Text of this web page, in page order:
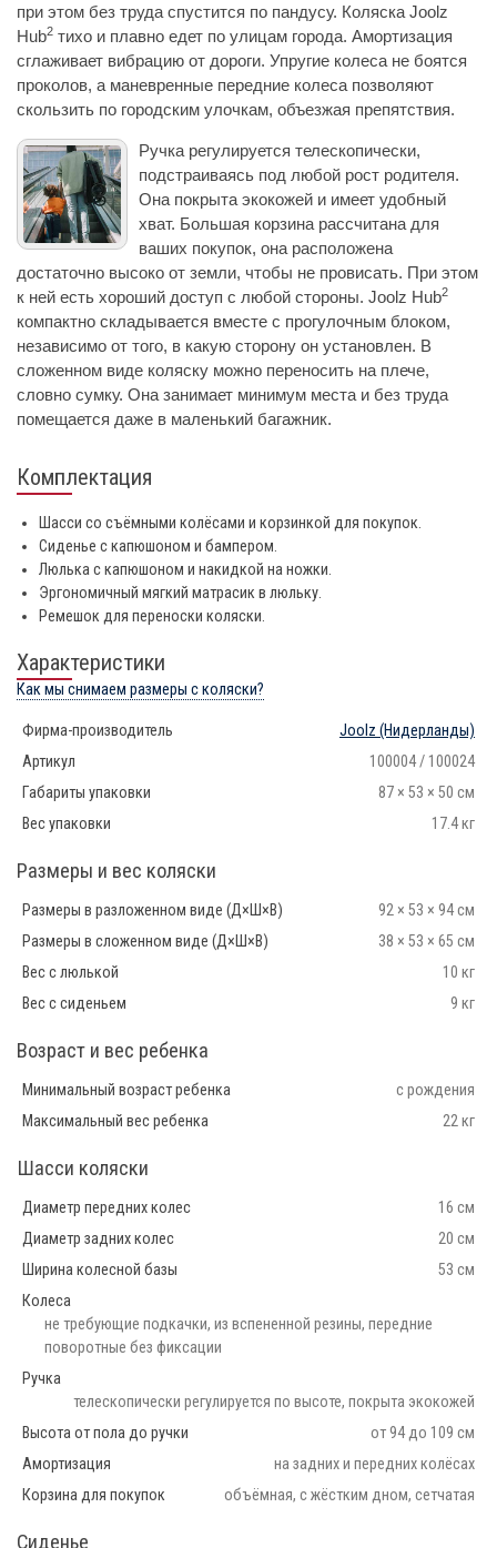
при этом без труда спустится по пандусу. Коляска Joolz
Hub2 тихо и плавно едет по улицам города. Амортизация
сглаживает вибрацию от дороги. Упругие колеса не боятся
проколов, а маневренные передние колеса позволяют
скользить по городским улочкам, объезжая препятствия.
Ручка регулируется телескопически,
подстраиваясь под любой рост родителя.
Она покрыта экокожей и имеет удобный
хват. Большая корзина рассчитана для
ваших покупок, она расположена
достаточно высоко от земли, чтобы не провисать. При этом
к ней есть хороший доступ с любой стороны. Joolz Hub2
компактно складывается вместе с прогулочным блоком,
независимо от того, в какую сторону он установлен. В
сложенном виде коляску можно переносить на плече,
словно сумку. Она занимает минимум места и без труда
помещается даже в маленький багажник.
Комплектация
Шасси cо съёмными колёсами и корзинкой для покупок.
Сиденье с капюшоном и бампером.
Люлька с капюшоном и накидкой на ножки.
Эргономичный мягкий матрасик в люльку.
Ремешок для переноски коляски.
Характеристики
Как мы снимаем размеры с коляски?
Фирма-производитель Joolz (Нидерланды)
Артикул
100004 / 100024
Габариты упаковки
87 × 53 × 50 см
Вес упаковки
17.4 кг
Размеры и вес коляски
Размеры в разложенном виде (Д×Ш×В)
92 × 53 × 94 см
Размеры в сложенном виде (Д×Ш×В)
38 × 53 × 65 см
Вес с люлькой
10 кг
Вес с сиденьем
9 кг
Возраст и вес ребенка
Минимальный возраст ребенка
с рождения
Максимальный вес ребенка
22 кг
Шасси коляски
Диаметр передних колес
16 см
Диаметр задних колес
20 см
Ширина колесной базы
53 см
Колеса
не требующие подкачки, из вспененной резины, передние
поворотные без фиксации
Ручка
телескопически регулируется по высоте, покрыта экокожей
Высота от пола до ручки
от 94 до 109 см
Амортизация
на задних и передних колёсах
Корзина для покупок
объёмная, с жёстким дном, сетчатая
Сиденье